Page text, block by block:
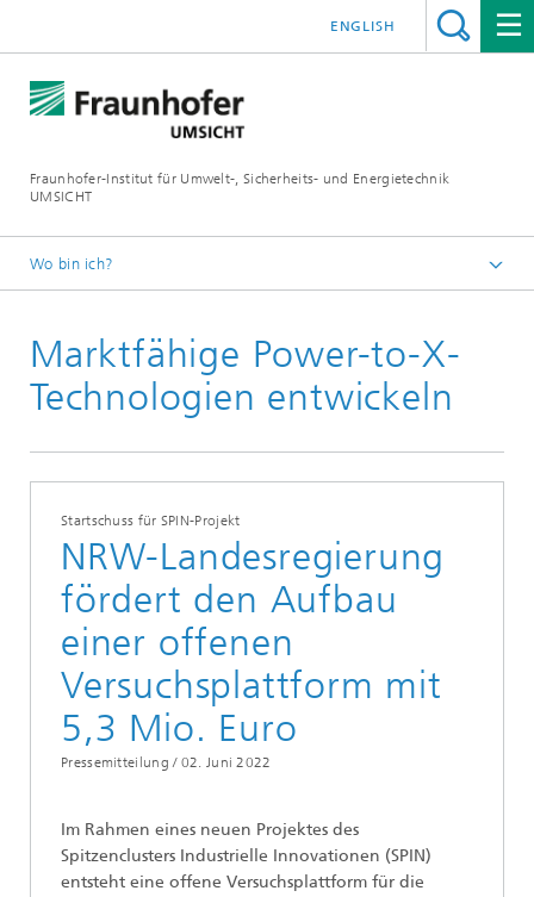
Fraunhofer-Institut für Umwelt-, Sicherheits- und Energietechnik
UMSICHT
ENGLISH
Wo bin ich?
Presse
Pressemitteilungen, Interviews und Meldungen
Marktfähige Power-to-X-
Technologien entwickeln
Startschuss für SPIN-Projekt
NRW-Landesregierung
fördert den Aufbau
einer offenen
Versuchsplattform mit
5,3 Mio. Euro
Pressemitteilung / 02. Juni 2022
Im Rahmen eines neuen Projektes des
Spitzenclusters Industrielle Innovationen (SPIN)
entsteht eine offene Versuchsplattform für die